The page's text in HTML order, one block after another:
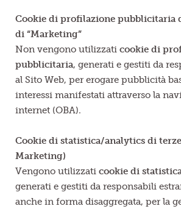
Cookie di profilazione pubblicitaria
di “Marketing”
Non vengono utilizzati cookie di
pubblicitaria, generati e gestiti da
al Sito Web, per erogare pubblicità
interessi manifestati attraverso la
internet (OBA).
Cookie di statistica/analytics di
Marketing)
Vengono utilizzati cookie di
generati e gestiti da responsabili
anche in forma disaggregata, per la